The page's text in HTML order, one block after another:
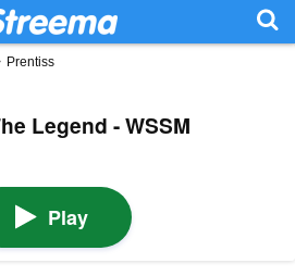
Prentiss
Legend - WSSM
Play